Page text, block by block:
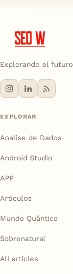
Explorando el futuro
EXPLORAR
Analise de Dados
Android Studio
APP
Articulos
Mundo Quântico
Sobrenatural
All articles